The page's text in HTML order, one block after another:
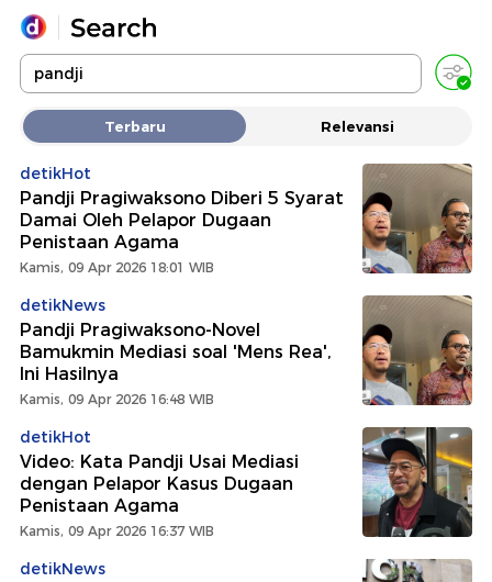
Yang sedang ramai dicari
Loading...
Promoted
Terakhir yang dicari
Terbaru Relevansi
detikHot
Pandji Pragiwaksono Diberi 5 Syarat
Damai Oleh Pelapor Dugaan
Penistaan Agama
Kamis, 09 Apr 2026 18:01 WIB
detikNews
Pandji Pragiwaksono-Novel
Bamukmin Mediasi soal 'Mens Rea',
Ini Hasilnya
Kamis, 09 Apr 2026 16:48 WIB
detikHot
Video: Kata Pandji Usai Mediasi
dengan Pelapor Kasus Dugaan
Penistaan Agama
Kamis, 09 Apr 2026 16:37 WIB
detikNews